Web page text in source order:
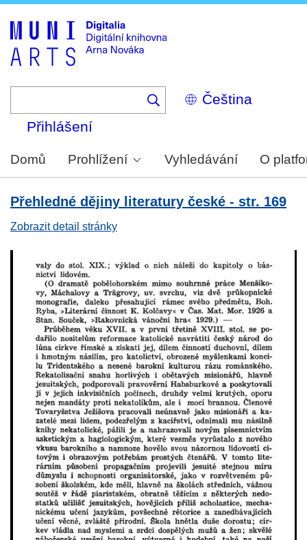
Select
your
Přihlášení
Domů Prohlížení Vyhledávání O
Přehledné dějiny literatury české - str. 169
Zobrazit detail stránky